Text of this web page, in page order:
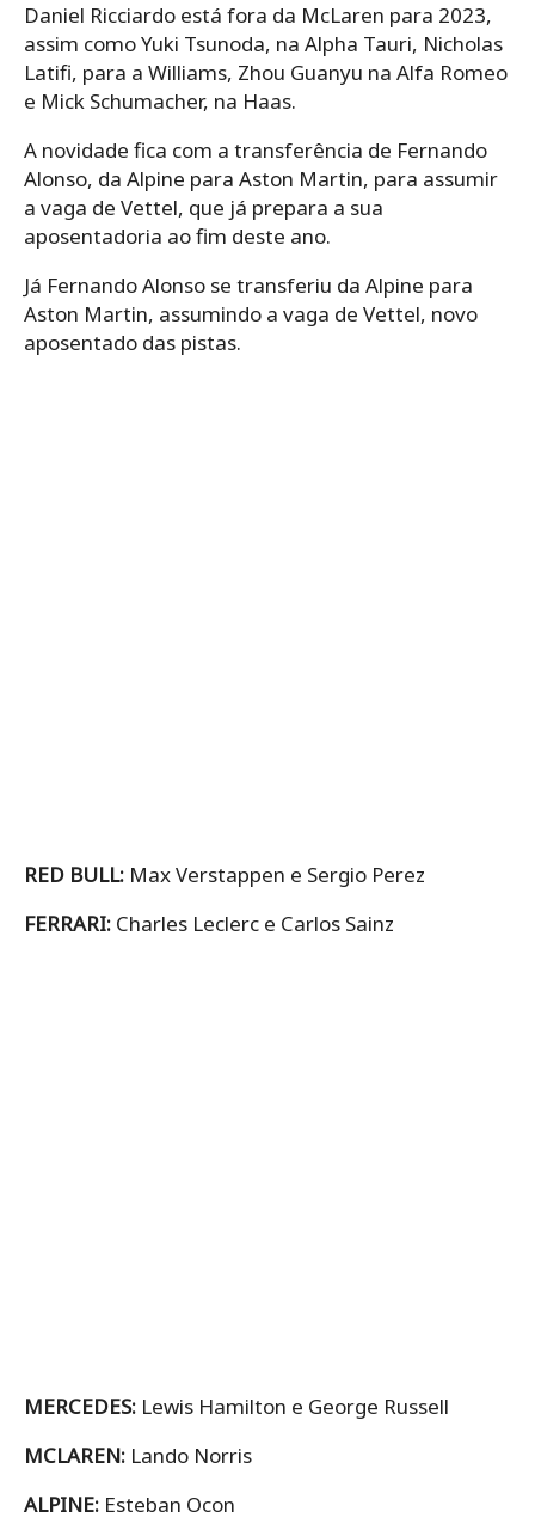
Daniel Ricciardo está fora da McLaren para 2023,
assim como Yuki Tsunoda, na Alpha Tauri, Nicholas
Latifi, para a Williams, Zhou Guanyu na Alfa Romeo
e Mick Schumacher, na Haas.
A novidade fica com a transferência de Fernando
Alonso, da Alpine para Aston Martin, para assumir
a vaga de Vettel, que já prepara a sua
aposentadoria ao fim deste ano.
Já Fernando Alonso se transferiu da Alpine para
Aston Martin, assumindo a vaga de Vettel, novo
aposentado das pistas.
RED BULL: Max Verstappen e Sergio Perez
FERRARI: Charles Leclerc e Carlos Sainz
MERCEDES: Lewis Hamilton e George Russell
MCLAREN: Lando Norris
ALPINE: Esteban Ocon